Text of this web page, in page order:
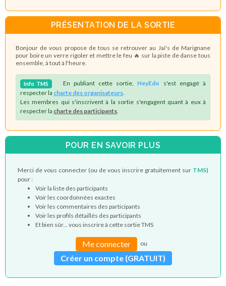
PRÉSENTATION DE LA SORTIE
Bonjour de vous propose de tous se retrouver au Jai's de Marignane
pour boire un verre rigoler et mettre le feu 🔥 sur la piste de danse tous
ensemble, à tout à l'heure.
Info TMS En publiant cette sortie, HeyEdo s'est engagé à
respecter la charte des organisateurs
Les membres qui s'inscrivent à la sortie s'engagent quant à eux à
respecter la charte des participants
POUR EN SAVOIR PLUS
Merci de vous connecter (ou de vous inscrire gratuitement sur TMS)
pour :
Voir la liste des participants
Voir les coordonnées exactes
Voir les commentaires des participants
Voir les profils détaillés des participants
Et bien sûr... vous inscrire à cette sortie TMS
Me connecter ou
Créer un compte (GRATUIT)